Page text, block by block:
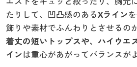
たりして、凹凸感のあるXライン
飾りや素材でふんわりとさせるの
着丈の短いトップスや、ハイウエ
インは重心があがってバランスが